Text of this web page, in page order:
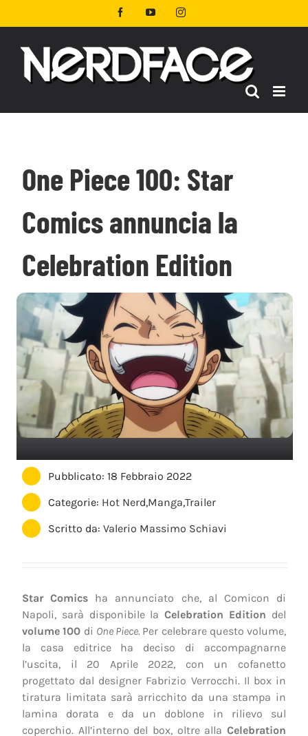
al
FacebookYouTubeInstagram
One Piece 100: Star
Comics annuncia la
Celebration Edition
Pubblicato: 18 Febbraio 2022
Categorie: Hot Nerd,Manga,Trailer
Scritto da:Valerio Massimo Schiavi
Star Comics ha annunciato che, al Comicon di
Napoli, sarà disponibile laCelebration Edition del
volume 100 di One Piece. Per celebrare questo volume,
la casa editrice ha deciso di accompagnarne
l’uscita, il 20 Aprile 2022, con un cofanetto
progettato dal designer Fabrizio Verrocchi. Il box in
tiratura limitata sarà arricchito da una stampa in
lamina dorata e da un doblone in rilievo sul
coperchio. All’interno del box, oltre alla Celebration